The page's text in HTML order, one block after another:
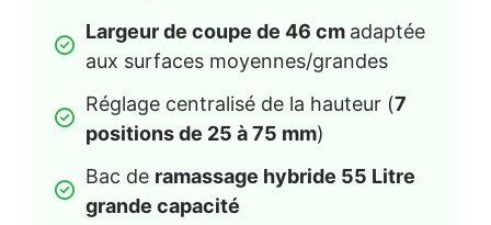
Largeur de coupe de 46 cm adaptée
aux surfaces moyennes/grandes
Réglage centralisé de la hauteur (7
positions de 25 à 75 mm)
Bac de ramassage hybride 55 Litre
grande capacité